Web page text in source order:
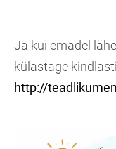
Ja kui emadel
külastage
http://